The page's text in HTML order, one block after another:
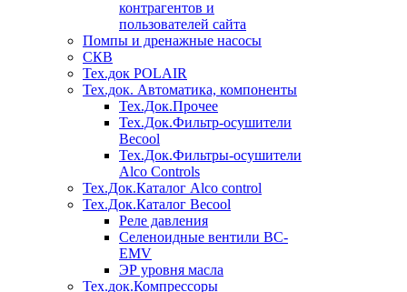
контрагентов и
пользователей сайта
Помпы и дренажные насосы
СКВ
Тех.док POLAIR
Тех.док. Автоматика, компоненты
Тех.Док.Прочее
Тех.Док.Фильтр-осушители
Becool
Тех.Док.Фильтры-осушители
Alco Controls
Тех.Док.Каталог Alco control
Тех.Док.Каталог Becool
Реле давления
Селеноидные вентили BC-
EMV
ЭР уровня масла
Тех.док.Компрессоры